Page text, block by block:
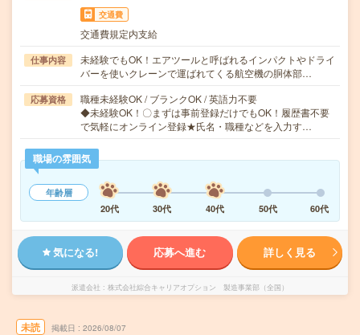
交通費
交通費規定内支給
仕事内容
未経験でもOK！エアツールと呼ばれるインパクトやドライ
バーを使いクレーンで運ばれてくる航空機の胴体部…
応募資格
職種未経験OK / ブランクOK / 英語力不要
◆未経験OK！〇まずは事前登録だけでもOK！履歴書不要
で気軽にオンライン登録★氏名・職種などを入力す…
職場の雰囲気
年齢層
20代
30代 40代 50代 60代
気になる! 応募へ進む 詳しく見る
派遣会社 株式会社綜合キャリアオプション 製造事業部（全国）
未読 掲載日 2026/08/07